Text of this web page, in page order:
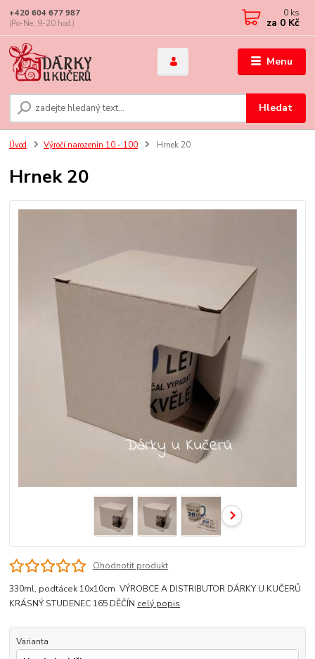
Menu
Hledat
+420 604 677 987
(Po-Ne, 9-20 hod.)
0 ks
za 0 Kč
Úvod Výročí narozenin 10 - 100 Hrnek 20
Hrnek 20
Ohodnotit produkt
330ml, podtácek 10x10cm VÝROBCE A DISTRIBUTOR DÁRKY U KUČERŮ
KRÁSNÝ STUDENEC 165 DĚČÍN celý popis
Varianta